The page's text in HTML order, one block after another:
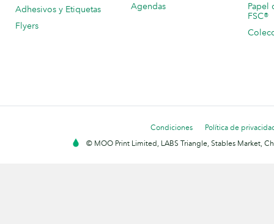
Adhesivos y Etiquetas
Flyers
Agendas
Papel
FSC®
Condiciones
Política de
© MOO Print Limited, LABS Triangle, Stables Market,